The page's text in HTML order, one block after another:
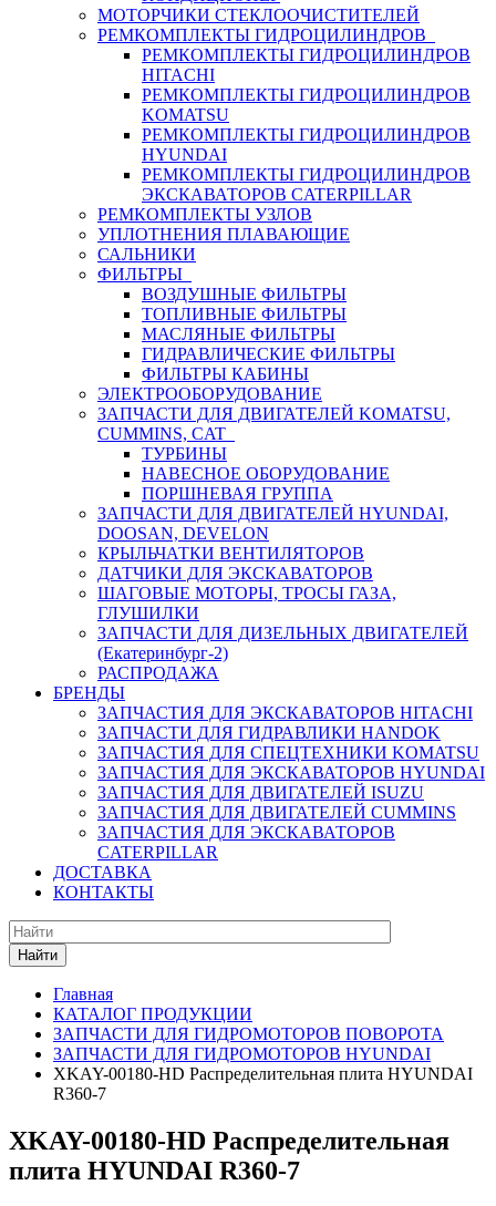
МОТОРЧИКИ СТЕКЛООЧИСТИТЕЛЕЙ
РЕМКОМПЛЕКТЫ ГИДРОЦИЛИНДРОВ
РЕМКОМПЛЕКТЫ ГИДРОЦИЛИНДРОВ
HITACHI
РЕМКОМПЛЕКТЫ ГИДРОЦИЛИНДРОВ
KOMATSU
РЕМКОМПЛЕКТЫ ГИДРОЦИЛИНДРОВ
HYUNDAI
РЕМКОМПЛЕКТЫ ГИДРОЦИЛИНДРОВ
ЭКСКАВАТОРОВ CATERPILLAR
РЕМКОМПЛЕКТЫ УЗЛОВ
УПЛОТНЕНИЯ ПЛАВАЮЩИЕ
САЛЬНИКИ
ФИЛЬТРЫ
ВОЗДУШНЫЕ ФИЛЬТРЫ
ТОПЛИВНЫЕ ФИЛЬТРЫ
МАСЛЯНЫЕ ФИЛЬТРЫ
ГИДРАВЛИЧЕСКИЕ ФИЛЬТРЫ
ФИЛЬТРЫ КАБИНЫ
ЭЛЕКТРООБОРУДОВАНИЕ
ЗАПЧАСТИ ДЛЯ ДВИГАТЕЛЕЙ KOMATSU,
CUMMINS, CAT
ТУРБИНЫ
НАВЕСНОЕ ОБОРУДОВАНИЕ
ПОРШНЕВАЯ ГРУППА
ЗАПЧАСТИ ДЛЯ ДВИГАТЕЛЕЙ HYUNDAI,
DOOSAN, DEVELON
КРЫЛЬЧАТКИ ВЕНТИЛЯТОРОВ
ДАТЧИКИ ДЛЯ ЭКСКАВАТОРОВ
ШАГОВЫЕ МОТОРЫ, ТРОСЫ ГАЗА,
ГЛУШИЛКИ
ЗАПЧАСТИ ДЛЯ ДИЗЕЛЬНЫХ ДВИГАТЕЛЕЙ
(Екатеринбург-2)
РАСПРОДАЖА
БРЕНДЫ
ЗАПЧАСТИЯ ДЛЯ ЭКСКАВАТОРОВ HITACHI
ЗАПЧАСТИ ДЛЯ ГИДРАВЛИКИ HANDOK
ЗАПЧАСТИЯ ДЛЯ СПЕЦТЕХНИКИ KOMATSU
ЗАПЧАСТИЯ ДЛЯ ЭКСКАВАТОРОВ HYUNDAI
ЗАПЧАСТИЯ ДЛЯ ДВИГАТЕЛЕЙ ISUZU
ЗАПЧАСТИЯ ДЛЯ ДВИГАТЕЛЕЙ CUMMINS
ЗАПЧАСТИЯ ДЛЯ ЭКСКАВАТОРОВ
CATERPILLAR
ДОСТАВКА
КОНТАКТЫ
Найти
Главная
КАТАЛОГ ПРОДУКЦИИ
ЗАПЧАСТИ ДЛЯ ГИДРОМОТОРОВ ПОВОРОТА
ЗАПЧАСТИ ДЛЯ ГИДРОМОТОРОВ HYUNDAI
XKAY-00180-HD Распределительная плита HYUNDAI
R360-7
XKAY-00180-HD Распределительная
плита HYUNDAI R360-7